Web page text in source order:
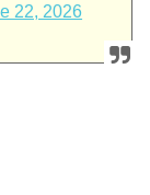
22, 2026